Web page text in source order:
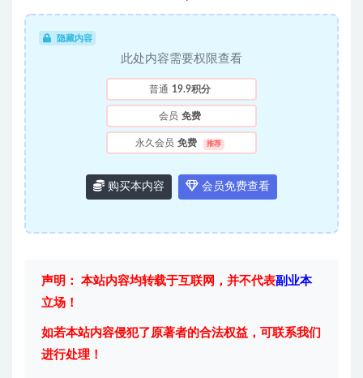
隐藏内容
此处内容需要权限查看
普通 19.9积分
会员 免费
永久会员 免费 推荐
购买本内容 会员免费查看
声明： 本站内容均转载于互联网，并不代表副业本
立场！
如若本站内容侵犯了原著者的合法权益，可联系我们
进行处理！